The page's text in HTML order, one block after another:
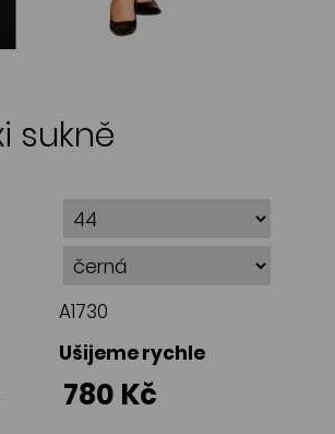
sukně
A1730
Ušijeme rychle
780 Kč